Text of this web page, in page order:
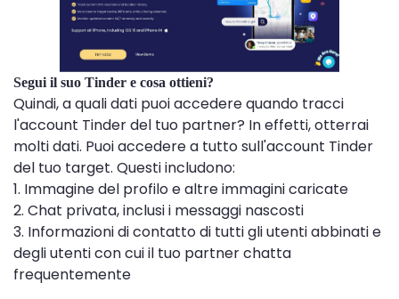
Segui il suo Tinder e cosa ottieni?
Quindi, a quali dati puoi accedere quando tracci
l'account Tinder del tuo partner? In effetti, otterrai
molti dati. Puoi accedere a tutto sull'account Tinder
del tuo target. Questi includono:
1. Immagine del profilo e altre immagini caricate
2. Chat privata, inclusi i messaggi nascosti
3. Informazioni di contatto di tutti gli utenti abbinati e
degli utenti con cui il tuo partner chatta
frequentemente